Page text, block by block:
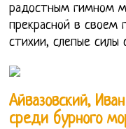
радостным гимном
прекрасной в своем
стихии, слепые силы
Айвазовский,
среди бурного